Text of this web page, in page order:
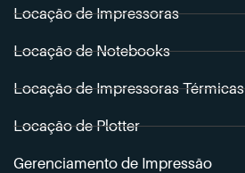
Locação de Impressoras
Locação de Notebooks
Locação de Impressoras Térmicas
Locação de Plotter
Gerenciamento de Impressão